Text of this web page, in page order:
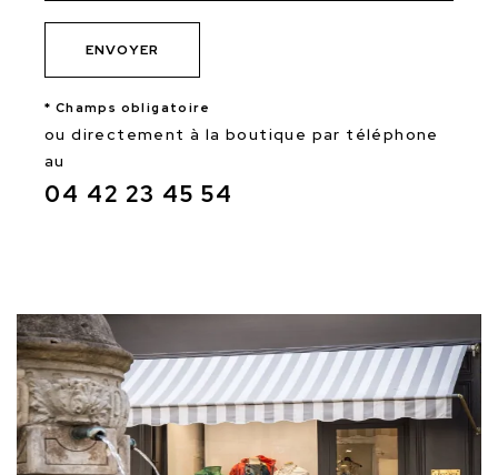
* Champs obligatoire
ou directement à la boutique par téléphone
au
04 42 23 45 54